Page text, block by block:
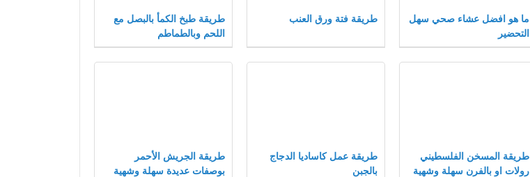
ما هو افضل عشاء صحي سهل
التحضير
طريقة فتة ورق العنب
طريقة طبخ الكمأ بالبصل مع
اللحم وبالطماطم
طريقة المسخن الفلسطيني
رولات او بالفرن سهلة وشهية
طريقة عمل كاساديا الدجاج
بالجبن
طريقة الجريش الأحمر
بوصفات عديدة سهلة وشهية